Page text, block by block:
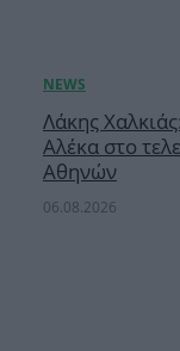
Λάκης
Αλέκα στο
Αθηνών
06.08.2026